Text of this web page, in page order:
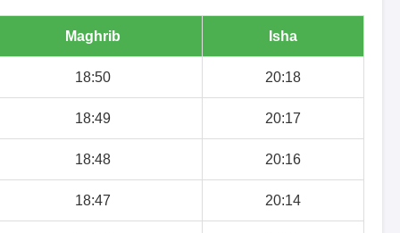
Maghrib Isha
18:50 20:18
18:49 20:17
18:48 20:16
18:47 20:14